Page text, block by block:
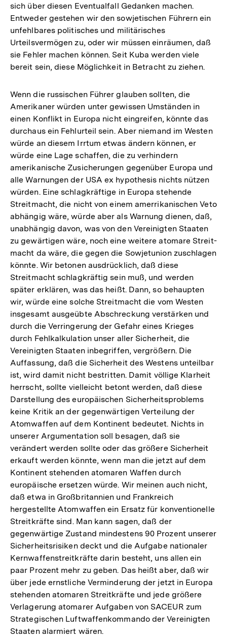
sich über diesen Eventualfall Gedanken machen.
Entweder gestehen wir den sowjetischen Führern ein
unfehlbares politisches und militärisches
Urteilsvermögen zu, oder wir müssen einräumen, daß
sie Fehler machen können. Seit Kuba werden viele
bereit sein, diese Möglichkeit in Betracht zu ziehen.
Wenn die russischen Führer glauben sollten, die
Amerikaner würden unter gewissen Umständen in
einen Konflikt in Europa nicht eingreifen, könnte das
durchaus ein Fehlurteil sein. Aber niemand im Westen
würde an diesem Irrtum etwas ändern können, er
würde eine Lage schaffen, die zu verhindern
amerikanische Zusicherungen gegenüber Europa und
alle Warnungen der USA ex hypothesis nichts nützen
würden. Eine schlagkräftige in Europa stehende
Streitmacht, die nicht von einem amerrikanischen Veto
abhängig wäre, würde aber als Warnung dienen, daß,
unabhängig davon, was von den Vereinigten Staaten
zu gewärtigen wäre, noch eine weitere atomare Streit-
macht da wäre, die gegen die Sowjetunion zuschlagen
könnte. Wir betonen ausdrücklich, daß diese
Streitmacht schlagkräftig sein muß, und werden
später erklären, was das heißt. Dann, so behaupten
wir, würde eine solche Streitmacht die vom Westen
insgesamt ausgeübte Abschreckung verstärken und
durch die Verringerung der Gefahr eines Krieges
durch Fehlkalkulation unser aller Sicherheit, die
Vereinigten Staaten inbegriffen, vergrößern. Die
Auffassung, daß die Sicherheit des Westens unteilbar
ist, wird damit nicht bestritten. Damit völlige Klarheit
herrscht, sollte vielleicht betont werden, daß diese
Darstellung des europäischen Sicherheitsproblems
keine Kritik an der gegenwärtigen Verteilung der
Atomwaffen auf dem Kontinent bedeutet. Nichts in
unserer Argumentation soll besagen, daß sie
verändert werden sollte oder das größere Sicherheit
erkauft werden könnte, wenn man die jetzt auf dem
Kontinent stehenden atomaren Waffen durch
europäische ersetzen würde. Wir meinen auch nicht,
daß etwa in Großbritannien und Frankreich
hergestellte Atomwaffen ein Ersatz für konventionelle
Streitkräfte sind. Man kann sagen, daß der
gegenwärtige Zustand mindestens 90 Prozent unserer
Sicherheitsrisiken deckt und die Aufgabe nationaler
Kernwaffenstreitkräfte darin besteht, uns allen ein
paar Prozent mehr zu geben. Das heißt aber, daß wir
über jede ernstliche Verminderung der jetzt in Europa
stehenden atomaren Streitkräfte und jede größere
Verlagerung atomarer Aufgaben von SACEUR zum
Strategischen Luftwaffenkommando der Vereinigten
Staaten alarmiert wären.